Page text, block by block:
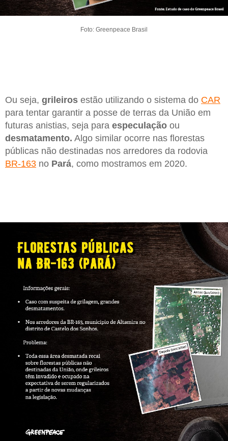
Foto: Greenpeace Brasil
Ou seja, grileiros estão utilizando o sistema do CAR
para tentar garantir a posse de terras da União em
futuras anistias, seja para especulação ou
desmatamento. Algo similar ocorre nas florestas
públicas não destinadas nos arredores da rodovia
BR-163 no Pará, como mostramos em 2020.